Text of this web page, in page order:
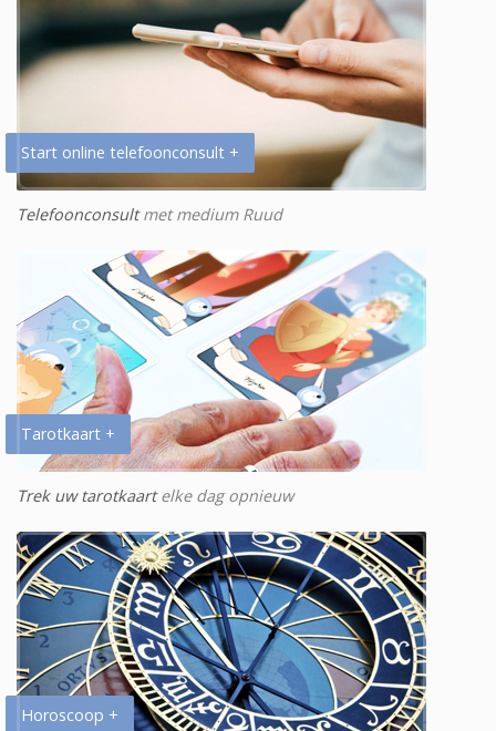
Start online telefoonconsult +
Telefoonconsultmet medium Ruud
Tarotkaart +
Trek uw tarotkaartelke dag opnieuw
Horoscoop +